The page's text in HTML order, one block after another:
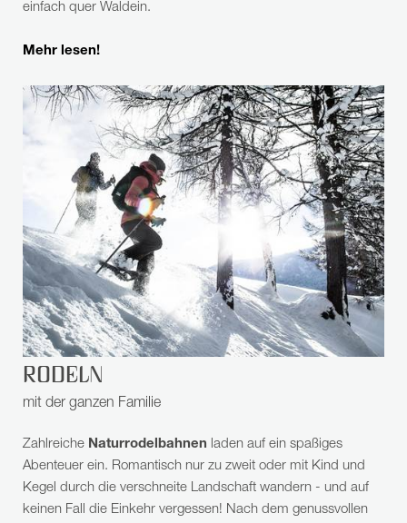
einfach quer Waldein.
Mehr lesen!
RODELN
mit der ganzen Familie
Zahlreiche Naturrodelbahnen laden auf ein spaßiges
Abenteuer ein. Romantisch nur zu zweit oder mit Kind und
Kegel durch die verschneite Landschaft wandern - und auf
keinen Fall die Einkehr vergessen! Nach dem genussvollen